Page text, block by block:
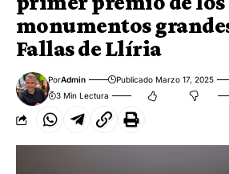
monumentos
Fallas de Llíria
PorAdmin Publicado Marzo 17, 2025
3 Min Lectura